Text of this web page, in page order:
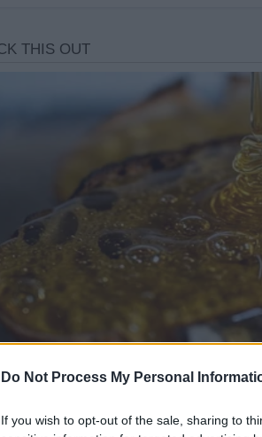
Do Not Process My Personal
If you wish to opt-out of the sale, sharing to